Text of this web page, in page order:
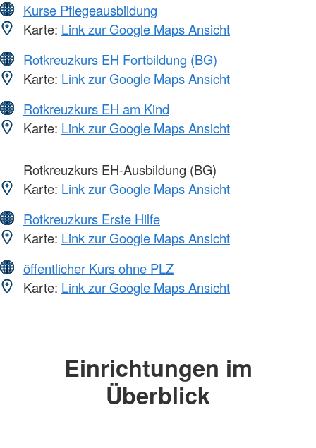
Kurse Pflegeausbildung
Karte: Link zur Google Maps Ansicht
Rotkreuzkurs EH Fortbildung (BG)
Karte: Link zur Google Maps Ansicht
Rotkreuzkurs EH am Kind
Karte: Link zur Google Maps Ansicht
Rotkreuzkurs EH-Ausbildung (BG)
Karte: Link zur Google Maps Ansicht
Rotkreuzkurs Erste Hilfe
Karte: Link zur Google Maps Ansicht
öffentlicher Kurs ohne PLZ
Karte: Link zur Google Maps Ansicht
Einrichtungen im
Überblick